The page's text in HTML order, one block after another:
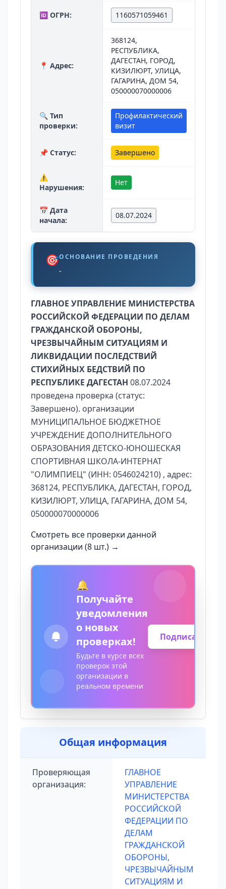
🆔 ОГРН: 1160571059461
📍 Адрес:
368124,
РЕСПУБЛИКА,
ДАГЕСТАН, ГОРОД,
КИЗИЛЮРТ, УЛИЦА,
ГАГАРИНА, ДОМ 54,
050000070000006
🔍 Тип
проверки:
Профилактический
визит
📌 Статус: Завершено
⚠️
Нарушения:
Нет
📅 Дата
начала:
08.07.2024
🎯ОСНОВАНИЕ ПРОВЕДЕНИЯ
-
ГЛАВНОЕ УПРАВЛЕНИЕ МИНИСТЕРСТВА
РОССИЙСКОЙ ФЕДЕРАЦИИ ПО ДЕЛАМ
ГРАЖДАНСКОЙ ОБОРОНЫ,
ЧРЕЗВЫЧАЙНЫМ СИТУАЦИЯМ И
ЛИКВИДАЦИИ ПОСЛЕДСТВИЙ
СТИХИЙНЫХ БЕДСТВИЙ ПО
РЕСПУБЛИКЕ ДАГЕСТАН 08.07.2024
проведена проверка (статус:
Завершено). организации
МУНИЦИПАЛЬНОЕ БЮДЖЕТНОЕ
УЧРЕЖДЕНИЕ ДОПОЛНИТЕЛЬНОГО
ОБРАЗОВАНИЯ ДЕТСКО-ЮНОШЕСКАЯ
СПОРТИВНАЯ ШКОЛА-ИНТЕРНАТ
"ОЛИМПИЕЦ" (ИНН: 0546024210) , адрес:
368124, РЕСПУБЛИКА, ДАГЕСТАН, ГОРОД,
КИЗИЛЮРТ, УЛИЦА, ГАГАРИНА, ДОМ 54,
050000070000006
Смотреть все проверки данной
организации (8 шт.) →
🔔
Получайте
уведомления
о новых
проверках!
Будьте в курсе всех
проверок этой
организации в
реальном времени
Подписаться
Общая информация
Проверяющая
организация:
ГЛАВНОЕ
УПРАВЛЕНИЕ
МИНИСТЕРСТВА
РОССИЙСКОЙ
ФЕДЕРАЦИИ ПО
ДЕЛАМ
ГРАЖДАНСКОЙ
ОБОРОНЫ,
ЧРЕЗВЫЧАЙНЫМ
СИТУАЦИЯМ И